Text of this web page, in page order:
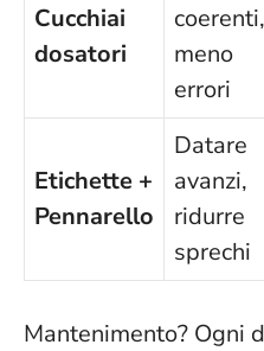
Cucchiai
dosatori
coerenti,
meno
errori
Etichette +
Pennarello
Datare
avanzi,
ridurre
sprechi
Mantenimento? Ogni